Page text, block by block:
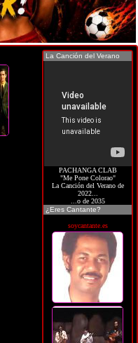
La Canción del Verano
PACHANGA CLAB
"Me Pone Colorao"
La Canción del Verano de
2022...
...o de 2035
¿Eres Cantante?
soycantante.es